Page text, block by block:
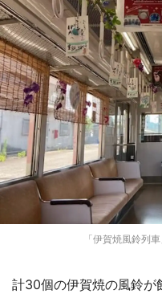
「伊賀焼風鈴列
計30個の伊賀焼の風鈴が